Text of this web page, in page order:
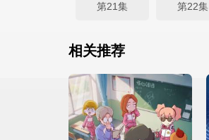
第21集 第22集
相关推荐